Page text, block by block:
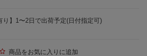
り】1〜2日で出荷予定(日付指定可)
商品をお気に入りに追加